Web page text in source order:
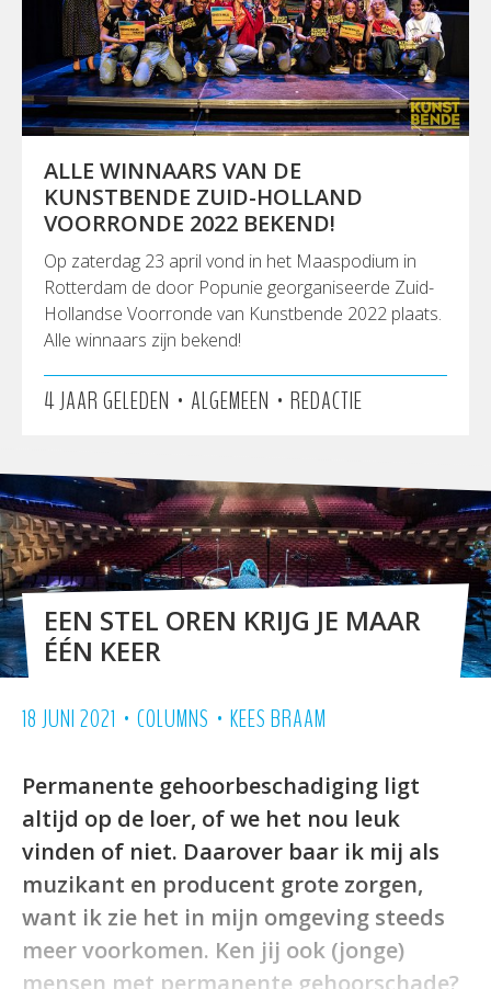
ALLE WINNAARS VAN DE
KUNSTBENDE ZUID-HOLLAND
VOORRONDE 2022 BEKEND!
Op zaterdag 23 april vond in het Maaspodium in
Rotterdam de door Popunie georganiseerde Zuid-
Hollandse Voorronde van Kunstbende 2022 plaats.
Alle winnaars zijn bekend!
4 JAAR GELEDEN • ALGEMEEN • REDACTIE
EEN STEL OREN KRIJG JE MAAR
ÉÉN KEER
18 JUNI 2021 • COLUMNS • KEES BRAAM
Permanente gehoorbeschadiging ligt
altijd op de loer, of we het nou leuk
vinden of niet. Daarover baar ik mij als
muzikant en producent grote zorgen,
want ik zie het in mijn omgeving steeds
meer voorkomen. Ken jij ook (jonge)